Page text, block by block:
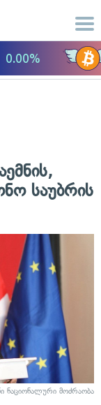
საუბრის
ნაციონალური მოძრაობა